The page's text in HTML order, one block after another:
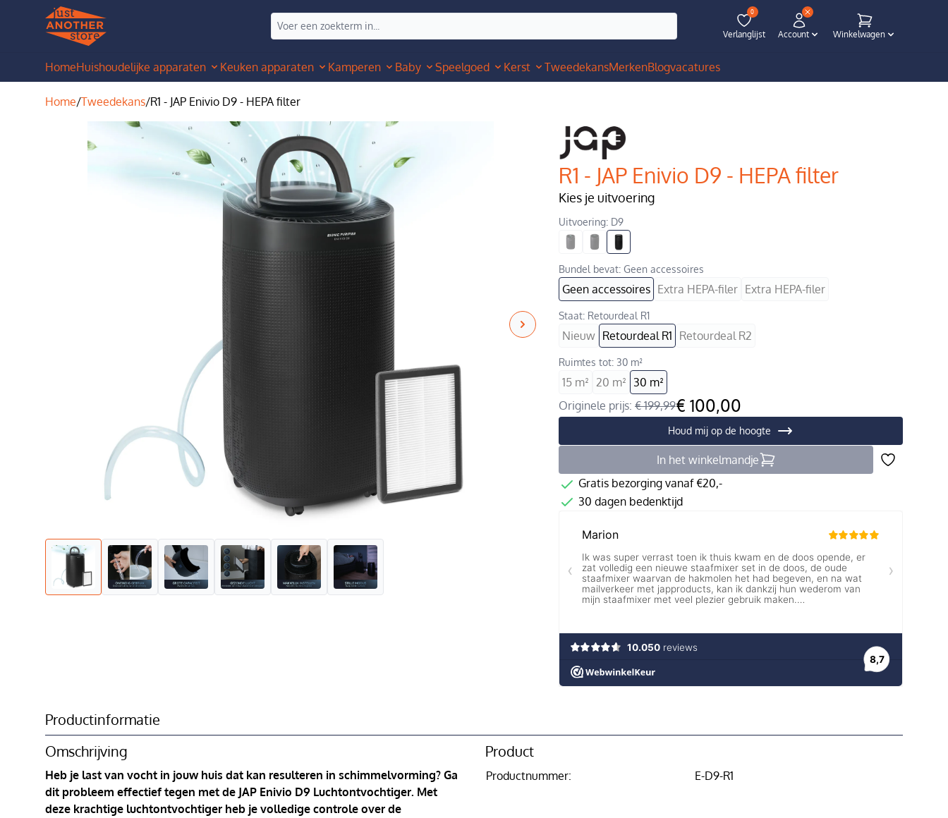
0
Verlanglijst Account Winkelwagen
HomeHuishoudelijke apparaten Keuken apparaten Kamperen Baby Speelgoed Kerst TweedekansMerkenBlogvacatures
Home/Tweedekans/R1 - JAP Enivio D9 - HEPA filter
R1 - JAP Enivio D9 - HEPA filter
Kies je uitvoering
Uitvoering: D9
Bundel bevat: Geen accessoires
Geen accessoires Extra HEPA-filer Extra HEPA-filer
Staat: Retourdeal R1
Nieuw Retourdeal R1 Retourdeal R2
Ruimtes tot: 30 m²
15 m² 20 m² 30 m²
Originele prijs: € 199,99€ 100,00
Houd mij op de hoogte
In het winkelmandje
Gratis bezorging vanaf €20,-
30 dagen bedenktijd
Productinformatie
Omschrijving
Heb je last van vocht in jouw huis dat kan resulteren in schimmelvorming? Ga
dit probleem effectief tegen met de JAP Enivio D9 Luchtontvochtiger. Met
deze krachtige luchtontvochtiger heb je volledige controle over de
Product
Productnummer: E-D9-R1